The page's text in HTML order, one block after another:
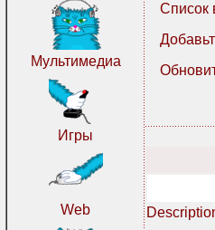
Мультимедиа
Игры
Web
Список